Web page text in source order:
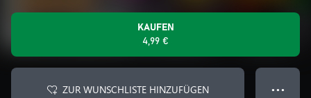
KAUFEN
4,99 €
ZUR WUNSCHLISTE HINZUFÜGEN ● ● ●